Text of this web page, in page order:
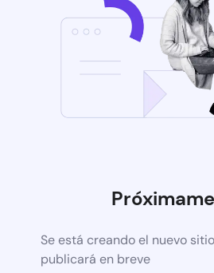
Se está creando el nuevo
publicará en breve